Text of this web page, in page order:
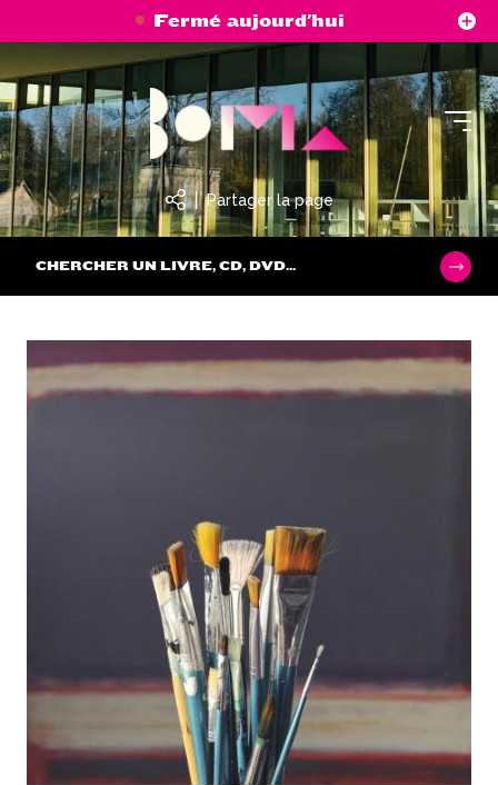
principal
Fermé aujourd'hui
CHERCHER UN LIVRE, CD, DVD...
Partager la page